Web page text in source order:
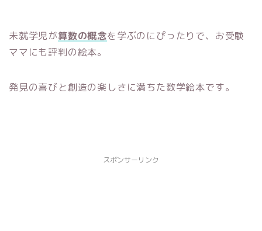
未就学児が算数の概念を学ぶのにぴったりで、お受験
ママにも評判の絵本。
発見の喜びと創造の楽しさに満ちた数学絵本です。
スポンサーリンク